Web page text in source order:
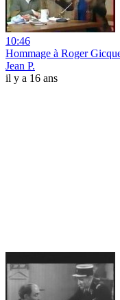
10:46
Hommage à Roger
Jean P.
il y a 16 ans